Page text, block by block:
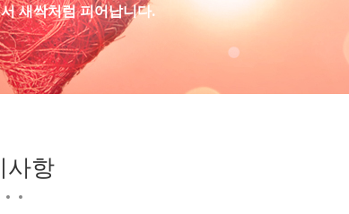
새싹처럼 피어납니다.
사항